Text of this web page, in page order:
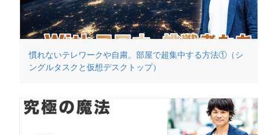
慣れないテレワークや自粛。部屋で超集中する方法①（シ
ングルタスクと仮想デスクトップ）